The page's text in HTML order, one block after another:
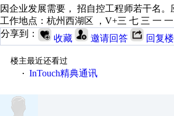
因企业发展需要， 招自控工程师若干名
工作地点：杭州西湖区 ，V+三 七 三 一
分享到：
收藏 邀请回答 回复
楼主最近还看过
· InTouch精典通讯